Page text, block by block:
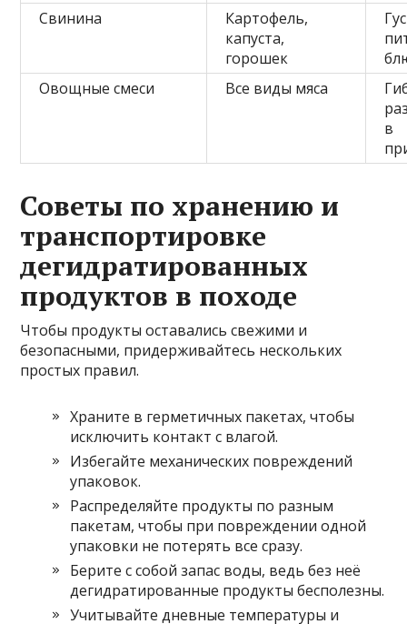
Свинина
Картофель,
капуста,
горошек
Овощные смеси
Все виды мяса
в
Советы по хранению и
транспортировке
дегидратированных
продуктов в походе
Чтобы продукты оставались свежими и
безопасными, придерживайтесь нескольких
простых правил.
Храните в герметичных пакетах, чтобы
исключить контакт с влагой.
Избегайте механических повреждений
упаковок.
Распределяйте продукты по разным
пакетам, чтобы при повреждении одной
упаковки не потерять все сразу.
Берите с собой запас воды, ведь без неё
дегидратированные продукты бесполезны.
Учитывайте дневные температуры и